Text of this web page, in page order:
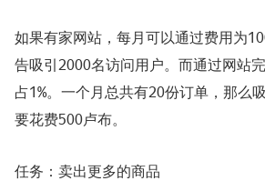
如果有家网站，每月可以通过费用为
告吸引2000名访问用户。而通过网站
占1%。一个月总共有20份订单，那么
要花费500卢布。
任务：卖出更多的商品